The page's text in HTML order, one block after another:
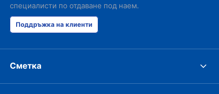
специалисти по отдаване под наем.
Поддръжка на клиенти
Сметка